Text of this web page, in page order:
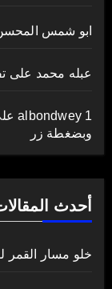
ابو شمس
عبله محمد على
albondwey 1
وبضغطة زر
أحدث
خلو مسار القمر